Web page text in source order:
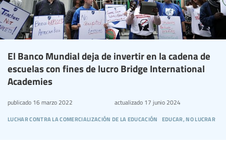
El Banco Mundial deja de invertir en la cadena de
escuelas con fines de lucro Bridge International
Academies
luchar contra la comercialización de la educación educar, no lucrar
publicado 16 marzo 2022 actualizado17 junio 2024